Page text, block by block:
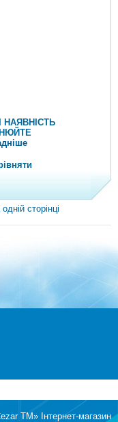
НАЯВНІСТЬ
сторінці
TM» Інтернет-магазин